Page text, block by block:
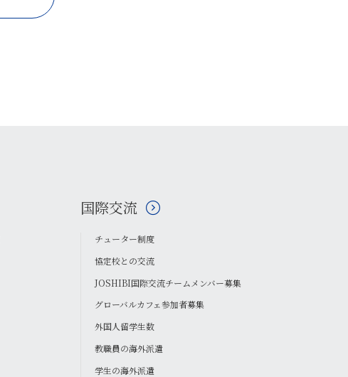
国際交流
チューター制度
協定校との交流
JOSHIBI国際交流チームメンバー募集
グローバルカフェ参加者募集
外国人留学生数
教職員の海外派遣
学生の海外派遣